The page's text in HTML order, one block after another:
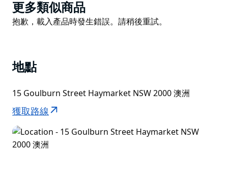
Haymarket 的旗艦店位於唐人街的北入口，不接受預
訂，因此您可能會出現並加入隊列（這本身就有點儀式
Product
List
更多類似商品
Product
抱歉，載入產品時發生錯誤。請稍後重試。
地點
15 Goulburn Street Haymarket NSW 2000 澳洲
獲取路線